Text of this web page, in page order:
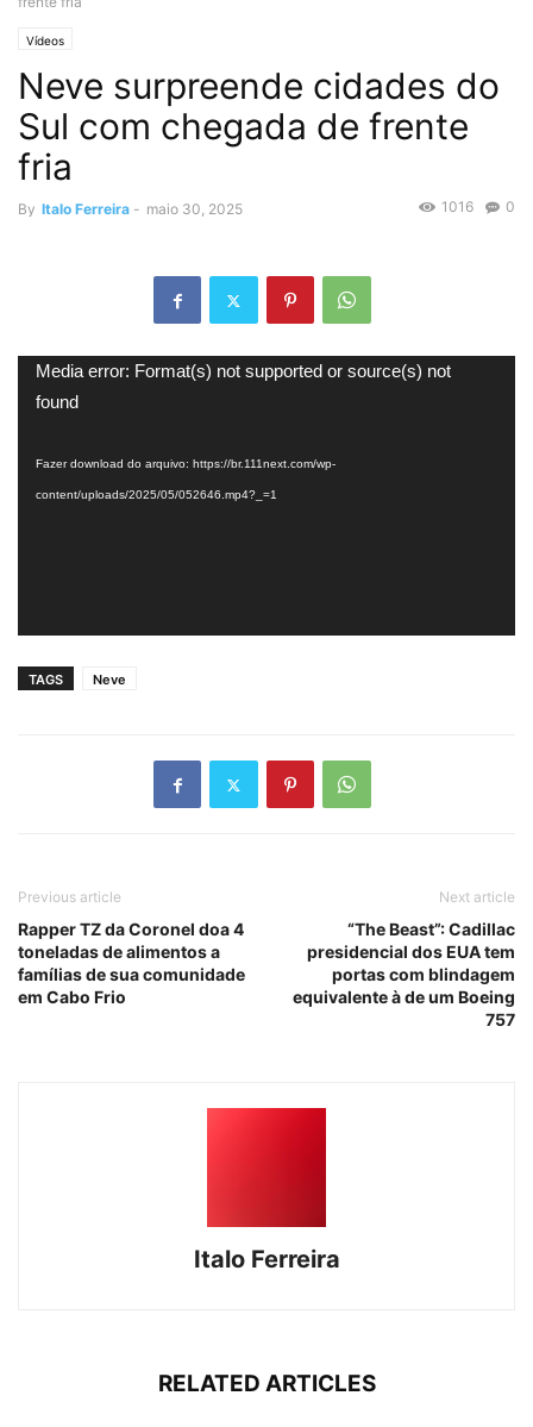
Vídeos
Neve surpreende cidades do
Sul com chegada de frente
fria
By Italo Ferreira - maio 30, 2025 0
1016
Tocador
de
Media error: Format(s) not supported or source(s) not
found
Fazer download do arquivo: https://br.111next.com/wp-
content/uploads/2025/05/052646.mp4?_=1
TAGS Neve
Previous article
Rapper TZ da Coronel doa 4
toneladas de alimentos a
famílias de sua comunidade
em Cabo Frio
Next article
“The Beast”: Cadillac
presidencial dos EUA tem
portas com blindagem
equivalente à de um Boeing
757
Italo Ferreira
RELATED ARTICLES